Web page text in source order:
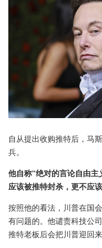
自从提出收购推特后，马
兵。
他自称“绝对的言论自由
应该被推特封杀，更不应
按照他的看法，川普在国
有问题的。他谴责科技公
推特老板后会把川普迎回来